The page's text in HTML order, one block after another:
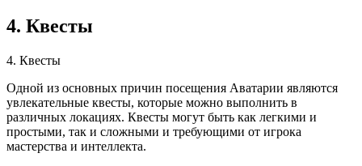
4. Квесты
4. Квесты
Одной из основных причин посещения Аватарии являются
увлекательные квесты, которые можно выполнить в
различных локациях. Квесты могут быть как легкими и
простыми, так и сложными и требующими от игрока
мастерства и интеллекта.